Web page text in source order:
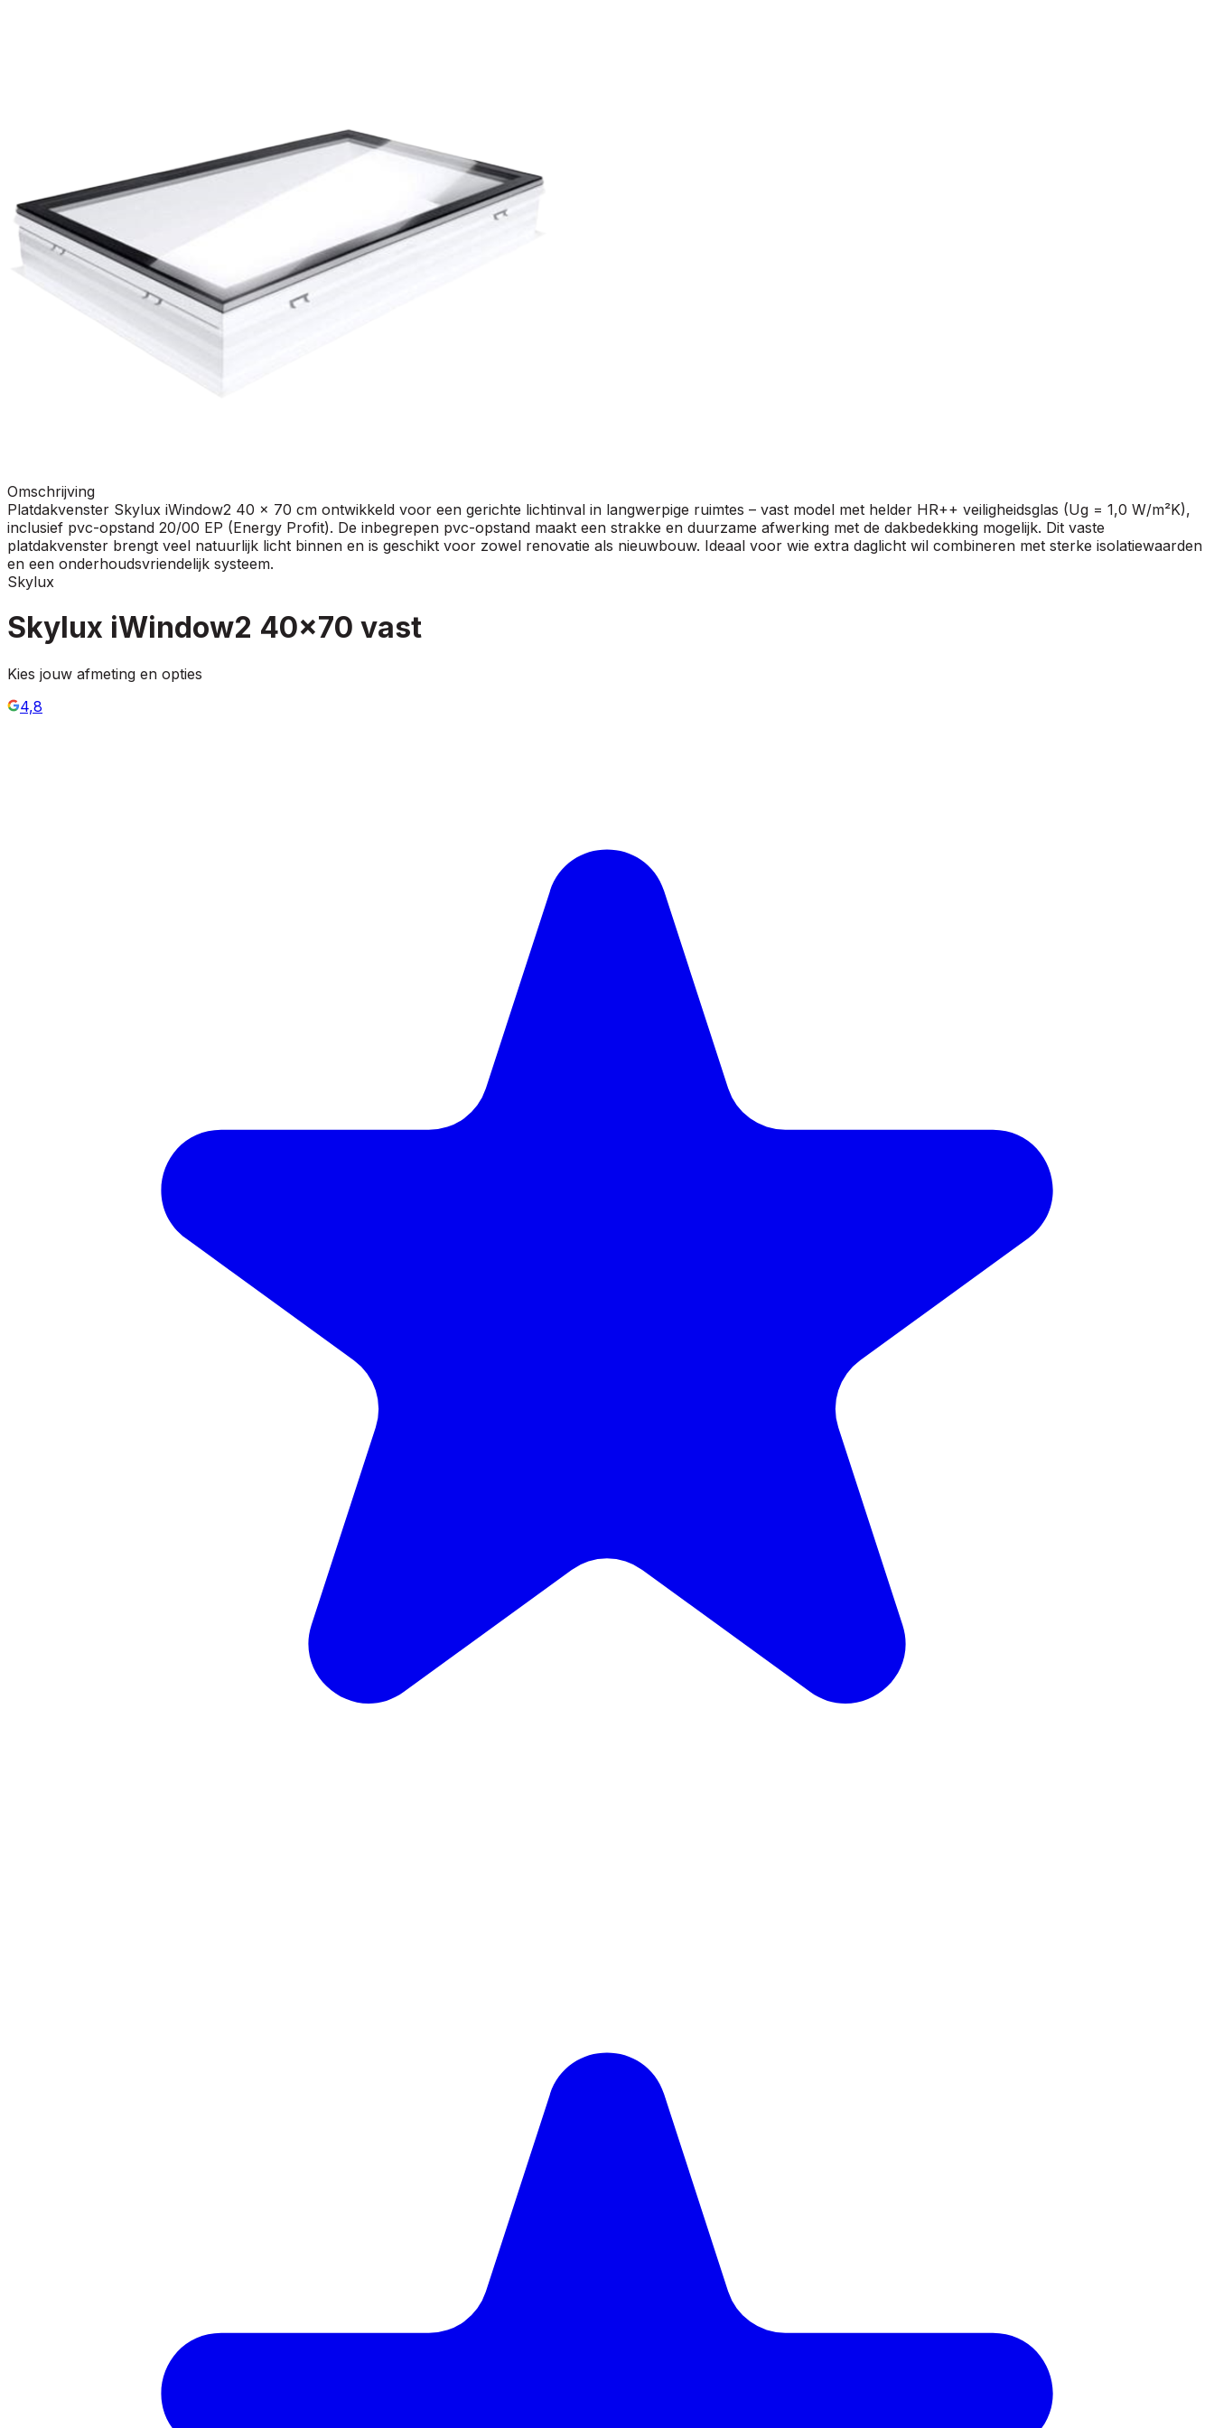
Omschrijving
Platdakvenster Skylux iWindow2 40 x 70 cm ontwikkeld voor een gerichte lichtinval in langwerpige ruimtes – vast model met helder HR++ veiligheidsglas (Ug = 1,0 W/m²K),
inclusief pvc-opstand 20/00 EP (Energy Profit). De inbegrepen pvc-opstand maakt een strakke en duurzame afwerking met de dakbedekking mogelijk. Dit vaste
platdakvenster brengt veel natuurlijk licht binnen en is geschikt voor zowel renovatie als nieuwbouw. Ideaal voor wie extra daglicht wil combineren met sterke isolatiewaarden
en een onderhoudsvriendelijk systeem.
Skylux
Skylux iWindow2 40x70 vast
Kies jouw afmeting en opties
4,8